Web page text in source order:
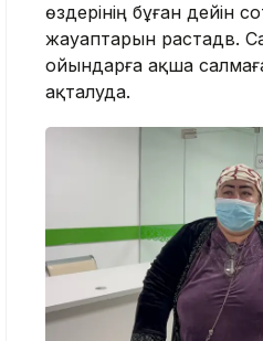
өздерінің бұған дейін
жауаптарын растадв.
ойындарға ақша
ақталуда.